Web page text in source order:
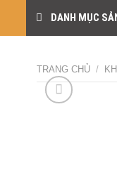
DANH MỤC
TRANG CHỦ /